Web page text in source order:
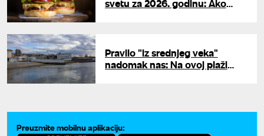
svetu za 2026. godinu: Ako
Pravilo "iz srednjeg veka"
nadomak nas: Na ovoj plaži
Preuzmite mobilnu aplikaciju: